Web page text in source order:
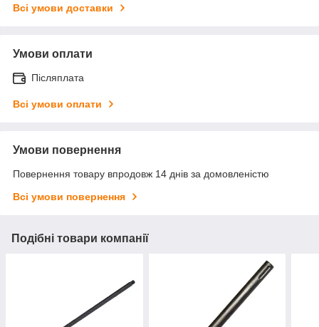
Всі умови доставки
Умови оплати
Післяплата
Всі умови оплати
Умови повернення
Повернення товару впродовж 14 днів за домовленістю
Всі умови повернення
Подібні товари компанії